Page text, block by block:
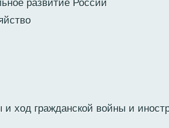
развитие России
ход гражданской войны и